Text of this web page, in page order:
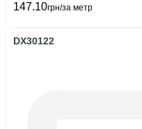
147.10грн/за метр
DX30122